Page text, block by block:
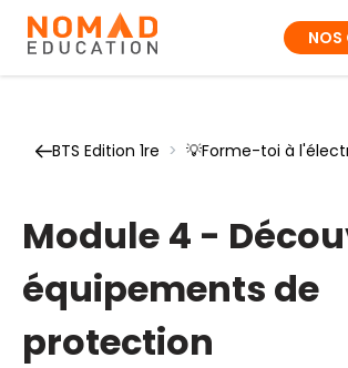
NOS
BTS Edition 1re > 💡Forme-toi à
Module 4 -
équipements de
protection